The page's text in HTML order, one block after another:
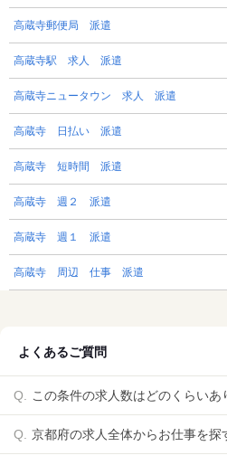
高蔵寺郵便局 派遣
高蔵寺駅 求人 派遣
高蔵寺ニュータウン 求人 派遣
高蔵寺 日払い 派遣
高蔵寺 短時間 派遣
高蔵寺 週２ 派遣
高蔵寺 週１ 派遣
高蔵寺 周辺 仕事 派遣
よくあるご質問
この条件の求人数はどのくらいあ
京都府の求人全体からお仕事を探